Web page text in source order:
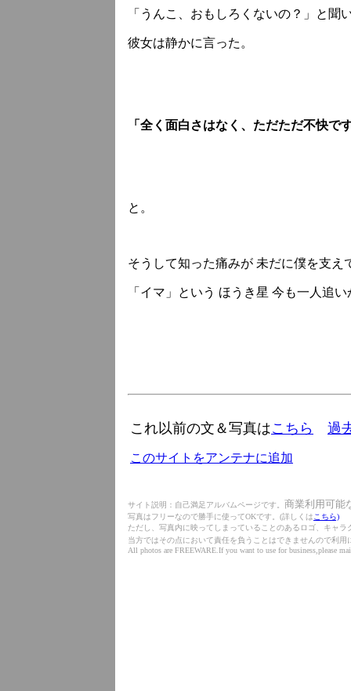
「うんこ、おもしろくないの？」と
彼女は静かに言った。
「全く面白さはなく、ただただ不快で
と。
そうして知った痛みが 未だに僕を支え
「イマ」という ほうき星 今も一人追
これ以前の文＆写真はこちら 過
このサイトをアンテナに追加
サイト説明：自己満足アルバムページです。 商業利用可能
写真はフリーなので勝手に使ってOKです。(詳しくは こちら)
ただし、写真内に映ってしまっていることのあるロゴ、キャ
当方ではその点において責任を負うことはできませんので利用
All photos are FREEWARE.If you want to use for business,please